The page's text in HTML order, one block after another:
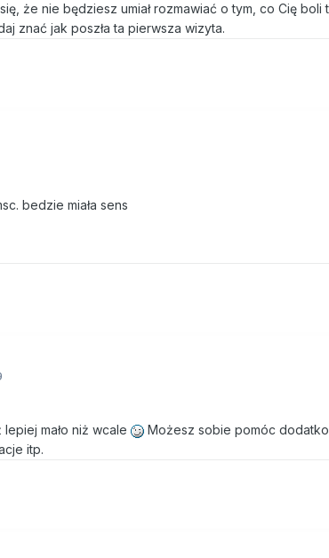
że nie będziesz umiał rozmawiać o tym, co Cię boli
znać jak poszła ta pierwsza wizyta.
bedzie miała sens
mało niż wcale
Możesz sobie pomóc
itp.